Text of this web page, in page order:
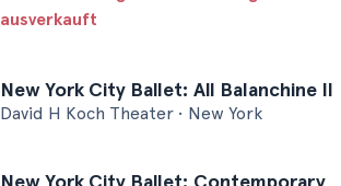
ausverkauft
New York City Ballet: All Balanchine II
David H Koch Theater • New York
New York City Ballet: Contemporary